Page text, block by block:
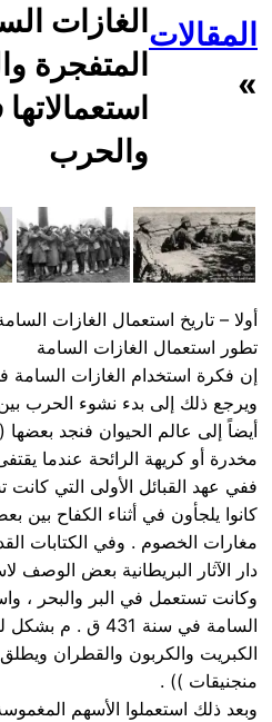
المقالات
»
الغازات
المتفجرة
والحرب
أولا – تاريخ استعمال الغازات
تطور استعمال الغازات السامة
إن فكرة استخدام الغازات السامة
ويرجع ذلك إلى بدء نشوء الحرب
أيضاً إلى عالم الحيوان فنجد
مخدرة أو كريهة الرائحة عندما
ففي عهد القبائل الأولى التي
كانوا يلجأون في أثناء الكفاح بين
مغارات الخصوم . وفي الكتابات
دار الآثار البريطانية بعض الوصف
وكانت تستعمل في البر والبحر ،
السامة في سنة
الكبريت والكربون والقطران
منجنيقات )) .
وبعد ذلك استعملوا الأسهم